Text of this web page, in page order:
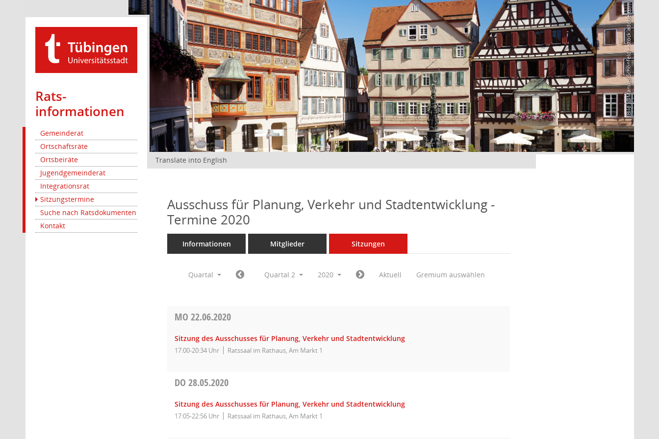
Rats­
informationen
Gemeinderat
Ortschaftsräte
Ortsbeiräte
Jugendgemeinderat
Integrationsrat
Sitzungstermine
Suche nach Ratsdokumenten
Kontakt
Bild: @Manuel Schönfeld – stock.adobe.com
Translate into English
Ausschuss für Planung, Verkehr und Stadtentwicklung -
Termine 2020
Informationen Mitglieder Sitzungen
Quartal Quartal 2 2020 Aktuell Gremium auswählen
MO22.06.2020
Sitzung des Ausschusses für Planung, Verkehr und Stadtentwicklung
17:00-20:34 Uhr Ratssaal im Rathaus, Am Markt 1
DO28.05.2020
Sitzung des Ausschusses für Planung, Verkehr und Stadtentwicklung
17:05-22:56 Uhr Ratssaal im Rathaus, Am Markt 1